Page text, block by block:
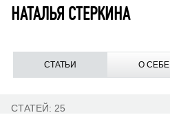
НАТАЛЬЯ СТЕРКИНА
СТАТЬИ О СЕБЕ
СТАТЕЙ: 25